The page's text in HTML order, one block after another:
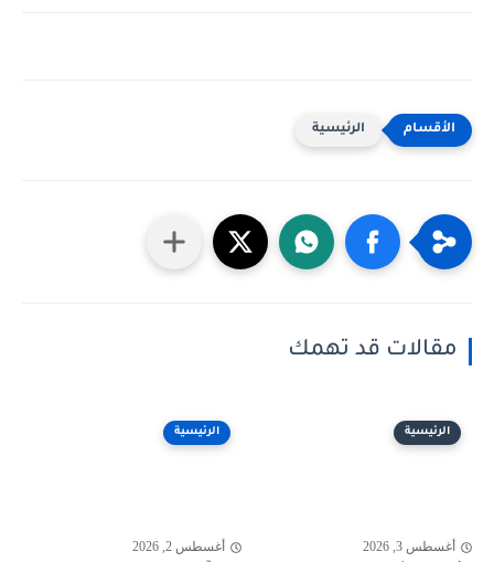
الرئيسية
مقالات قد تهمك
الرئيسية
أغسطس 3, 2026
الرئيسية
أغسطس 2, 2026